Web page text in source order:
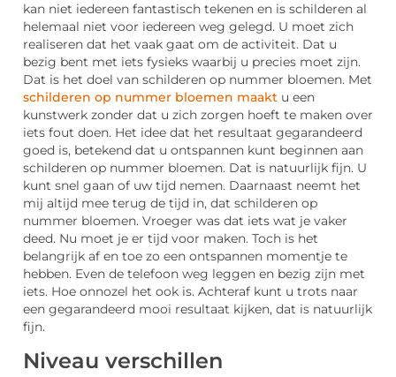
kan niet iedereen fantastisch tekenen en is schilderen al
helemaal niet voor iedereen weg gelegd. U moet zich
realiseren dat het vaak gaat om de activiteit. Dat u
bezig bent met iets fysieks waarbij u precies moet zijn.
Dat is het doel van schilderen op nummer bloemen. Met
schilderen op nummer bloemen maakt u een
kunstwerk zonder dat u zich zorgen hoeft te maken over
iets fout doen. Het idee dat het resultaat gegarandeerd
goed is, betekend dat u ontspannen kunt beginnen aan
schilderen op nummer bloemen. Dat is natuurlijk fijn. U
kunt snel gaan of uw tijd nemen. Daarnaast neemt het
mij altijd mee terug de tijd in, dat schilderen op
nummer bloemen. Vroeger was dat iets wat je vaker
deed. Nu moet je er tijd voor maken. Toch is het
belangrijk af en toe zo een ontspannen momentje te
hebben. Even de telefoon weg leggen en bezig zijn met
iets. Hoe onnozel het ook is. Achteraf kunt u trots naar
een gegarandeerd mooi resultaat kijken, dat is natuurlijk
fijn.
Niveau verschillen